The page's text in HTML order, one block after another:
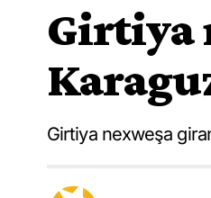
Girtiya
Girtiya nexweşa